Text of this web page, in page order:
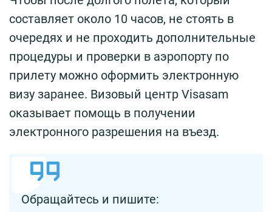
составляет около 10 часов, не стоять в
очередях и не проходить дополнительные
процедуры и проверки в аэропорту по
прилету можно оформить электронную
визу заранее. Визовый центр Visasam
оказывает помощь в получении
электронного разрешения на въезд.
Обращайтесь и пишите: